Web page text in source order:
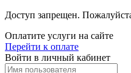
Доступ запрещен.
Оплатите услуги на сайте
Перейти к оплате
Войти в личный кабинет